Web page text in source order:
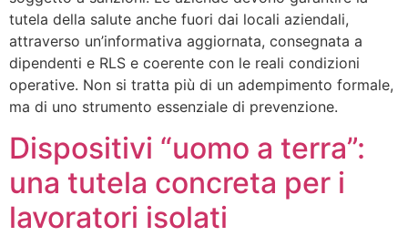
tutela della salute anche fuori dai locali aziendali,
attraverso un’informativa aggiornata, consegnata a
dipendenti e RLS e coerente con le reali condizioni
operative. Non si tratta più di un adempimento formale,
ma di uno strumento essenziale di prevenzione.
Dispositivi “uomo a terra”:
una tutela concreta per i
lavoratori isolati